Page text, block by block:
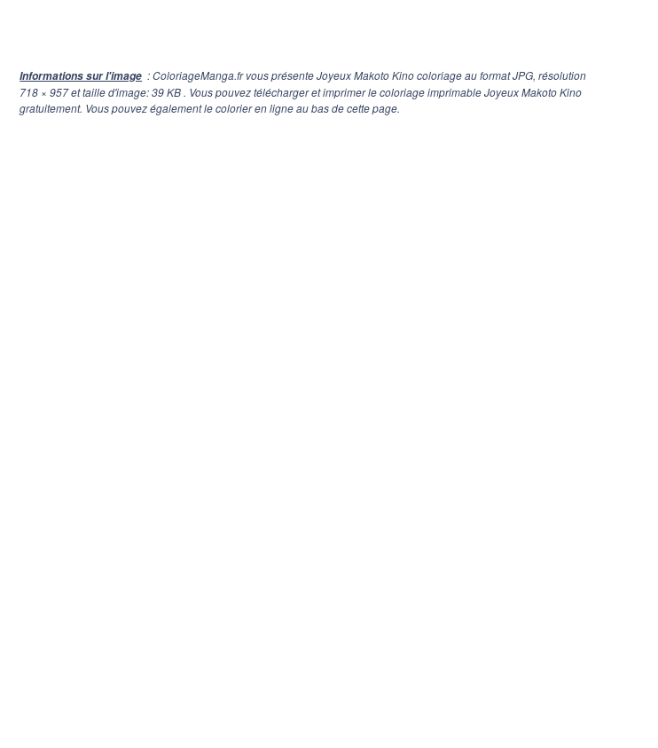
Informations sur l'image : ColoriageManga.fr vous présente Joyeux Makoto Kino coloriage au format JPG, résolution
718 × 957et taille d'image: 39 KB . Vous pouvez télécharger et imprimer le coloriage imprimable Joyeux Makoto Kino
gratuitement. Vous pouvez également le colorier en ligne au bas de cette page.